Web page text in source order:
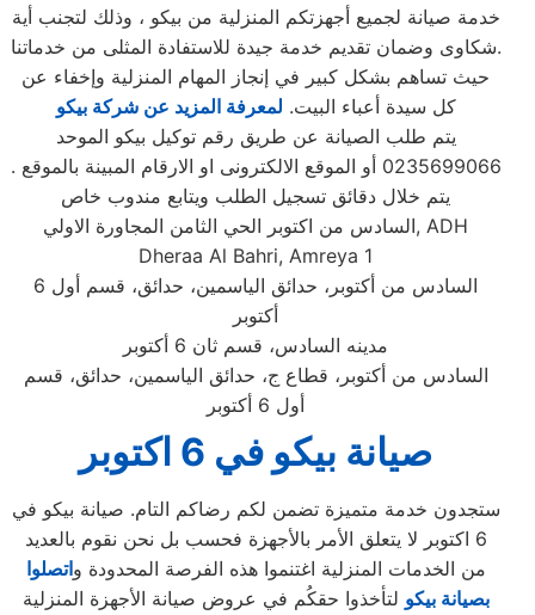
خدمة صيانة لجميع أجهزتكم المنزلية من بيكو ، وذلك لتجنب أية
شكاوى وضمان تقديم خدمة جيدة للاستفادة المثلى من خدماتنا.
حيث تساهم بشكل كبير في إنجاز المهام المنزلية وإخفاء عن
كل سيدة أعباء البيت. لمعرفة المزيد عن شركة بيكو
يتم طلب الصيانة عن طريق رقم توكيل بيكو الموحد
0235699066 أو الموقع الالكترونى او الارقام المبينة بالموقع .
يتم خلال دقائق تسجيل الطلب ويتابع مندوب خاص
السادس من اكتوبر الحي الثامن المجاورة الاولي, ADH
Dheraa Al Bahri, Amreya 1
السادس من أكتوبر، حدائق الياسمين، حدائق، قسم أول 6
أكتوبر
مدينه السادس، قسم ثان 6 أكتوبر
السادس من أكتوبر، قطاع ج، حدائق الياسمين، حدائق، قسم
أول 6 أكتوبر
صيانة بيكو في 6 اكتوبر
ستجدون خدمة متميزة تضمن لكم رضاكم التام. صيانة بيكو في
6 اكتوبر لا يتعلق الأمر بالأجهزة فحسب بل نحن نقوم بالعديد
من الخدمات المنزلية اغتنموا هذه الفرصة المحدودة واتصلوا
بصيانة بيكو لتأخذوا حقكُم في عروض صيانة الأجهزة المنزلية